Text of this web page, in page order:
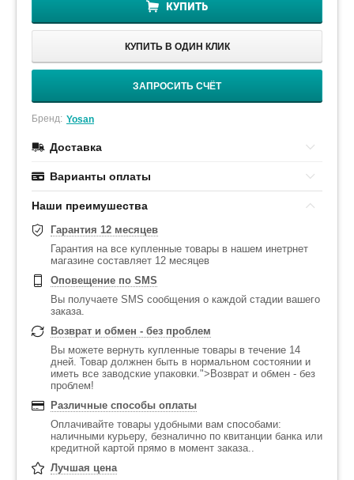
КУПИТЬ
КУПИТЬ В ОДИН КЛИК
ЗАПРОСИТЬ СЧЁТ
Бренд: Yosan
Доставка
Варианты оплаты
Наши преимушества
Гарантия 12 месяцев
Гарантия на все купленные товары в нашем инетрнет
магазине составляет 12 месяцев
Оповещение по SMS
Вы получаете SMS сообщения о каждой стадии вашего
заказа.
Возврат и обмен - без проблем
Вы можете вернуть купленные товары в течение 14
дней. Товар должнен быть в нормальном состоянии и
иметь все заводские упаковки.">Возврат и обмен - без
проблем!
Различные способы оплаты
Оплачивайте товары удобными вам способами:
наличными курьеру, безналично по квитанции банка или
кредитной картой прямо в момент заказа..
Лучшая цена